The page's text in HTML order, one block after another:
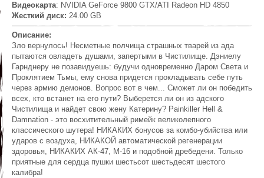
Видеокарта: NVIDIA GeForce 9800 GTX/ATI Radeon HD 4850
Жесткий диск: 24.00 GB
Описание:
Зло вернулось! Несметные полчища страшных тварей из ада
пытаются овладеть душами, запертыми в Чистилище. Дэниелу
Гарнднеру не позавидуешь: будучи одновременно Даром Света и
Проклятием Тьмы, ему снова придется прокладывать себе путь
через армию демонов. Вопрос вот в чем... Сможет ли он победить
всех, кто встанет на его пути? Выберется ли он из адского
Чистилища и найдет свою жену Катерину? Paіnkiller Hеll &
Damnаtion - это восхитительный римейк великолепного
классического шутера! НИКАКИХ бонусов за комбо-убийства или
ударов с воздуха, НИКАКОЙ автоматической регенерации
здоровья, НИКАКИХ АК-47, M-16 и подобной дребедени. Только
приятные для сердца пушки шестьсот шестьдесят шестого
калибра!